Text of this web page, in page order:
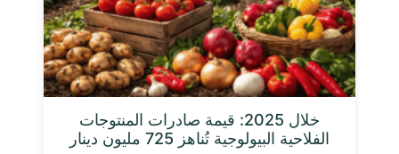
خلال 2025: قيمة صادرات المنتوجات
الفلاحية البيولوجية تُناهز 725 مليون دينار